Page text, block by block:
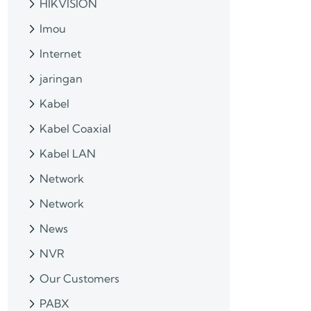
HIKVISION
Imou
Internet
jaringan
Kabel
Kabel Coaxial
Kabel LAN
Network
Network
News
NVR
Our Customers
PABX